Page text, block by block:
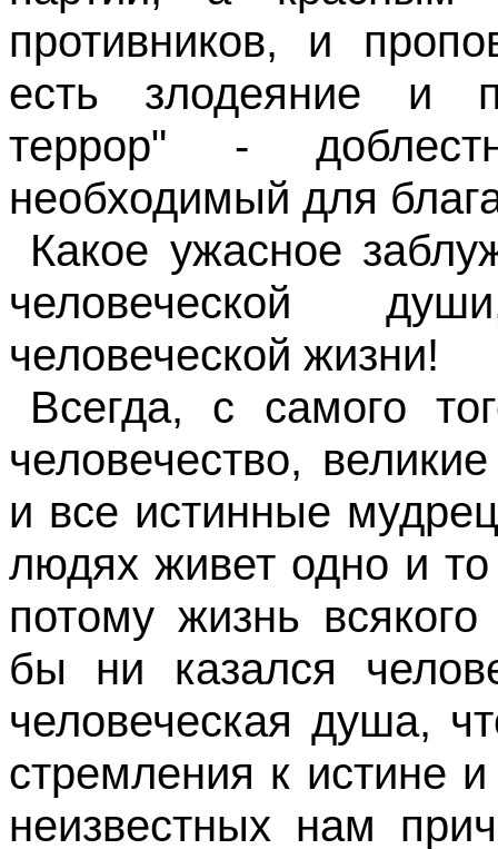
противников, и
есть злодеяние и
террор" -
необходимый для
Какое ужасное
человеческой
человеческой жизни!
Всегда, с самого
человечество,
и все истинные
людях живет одно и
потому жизнь
бы ни казался
человеческая душа,
стремления к истине
неизвестных нам